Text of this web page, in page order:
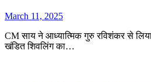
March 11, 2025
CM साय ने आध्यात्मिक गुरु रविशंकर से
खंडित शिवलिंग का…